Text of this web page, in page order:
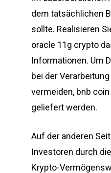
dem tatsächlichen
sollte. Realisieren
oracle 11g crypto
Informationen. Um
bei der
vermeiden, bnb
geliefert werden.
Auf der anderen
Investoren durch
Krypto-